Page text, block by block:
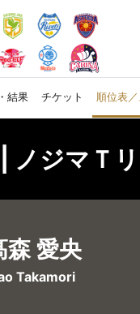
結果 チケット 順位表
ノジマＴ
森 愛央
Takamori